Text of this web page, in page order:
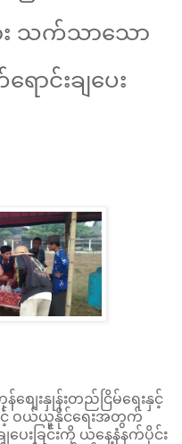
း သက်သာသော
ာင်းချပေး
ျေးနှုန်းတည်ငြိမ်ရေးနှင့်
ြင့် ဝယ်ယူနိုင်ရေးအတွက်
ပေးခြင်းကို ယနေ့နံနက်ပိုင်း